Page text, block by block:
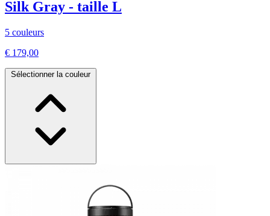
Silk Gray - taille L
5 couleurs
€ 179,00
Sélectionner la couleur